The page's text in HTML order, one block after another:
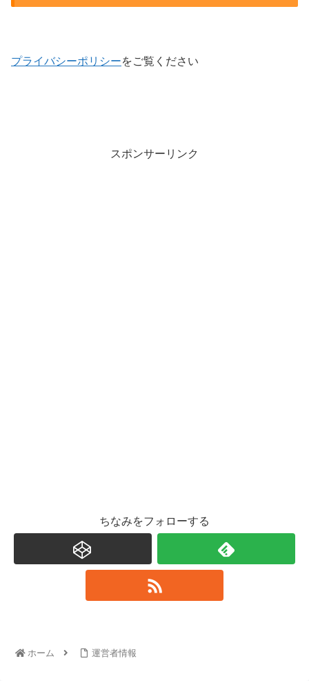
プライバシーポリシーをご覧ください
スポンサーリンク
ちなみをフォローする
ホーム 運営者情報